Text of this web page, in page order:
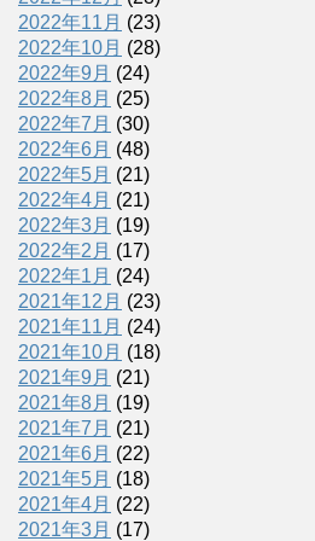
2022年11月 (23)
2022年10月 (28)
2022年9月 (24)
2022年8月 (25)
2022年7月 (30)
2022年6月 (48)
2022年5月 (21)
2022年4月 (21)
2022年3月 (19)
2022年2月 (17)
2022年1月 (24)
2021年12月 (23)
2021年11月 (24)
2021年10月 (18)
2021年9月 (21)
2021年8月 (19)
2021年7月 (21)
2021年6月 (22)
2021年5月 (18)
2021年4月 (22)
2021年3月 (17)